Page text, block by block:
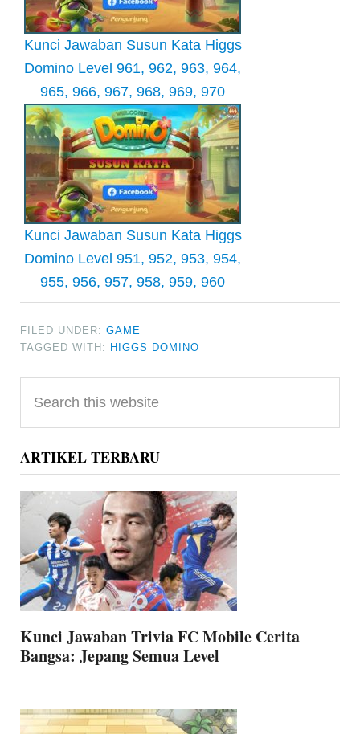
Kunci Jawaban Susun Kata Higgs
Domino Level 961, 962, 963, 964,
965, 966, 967, 968, 969, 970
Kunci Jawaban Susun Kata Higgs
Domino Level 951, 952, 953, 954,
955, 956, 957, 958, 959, 960
FILED UNDER:GAME
TAGGED WITH: HIGGS DOMINO
Primary
Sidebar
this
website
ARTIKEL TERBARU
Kunci Jawaban Trivia FC Mobile Cerita
Bangsa: Jepang Semua Level